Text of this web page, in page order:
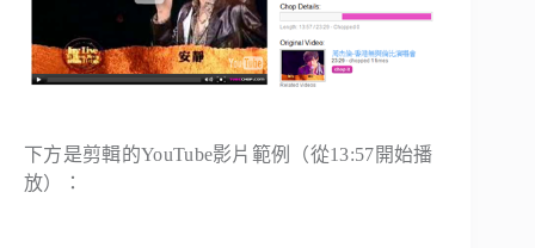
下方是剪輯的YouTube影片範例（從13:57開始播
放）：